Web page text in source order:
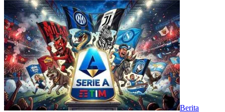
Berita